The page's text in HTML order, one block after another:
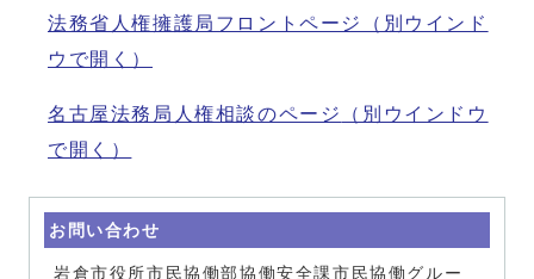
法務省人権擁護局フロントページ
（別ウインド
ウで開く）
名古屋法務局人権相談のページ
（別ウインドウ
で開く）
お問い合わせ
岩倉市役所市民協働部協働安全課市民協働グルー